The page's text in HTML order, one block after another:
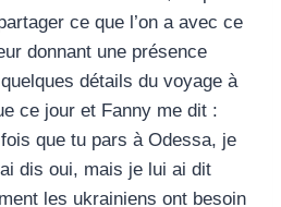
ce que l’on a avec ce
donnant une présence
détails du voyage à
ce jour et Fanny me dit :
que tu pars à Odessa, je
dis oui, mais je lui ai dit
les ukrainiens ont besoin